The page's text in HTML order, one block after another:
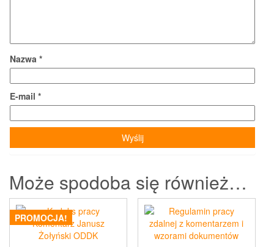
Nazwa *
E-mail *
Może spodoba się również…
PROMOCJA!